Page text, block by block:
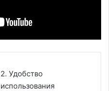
2. Удобство
использования